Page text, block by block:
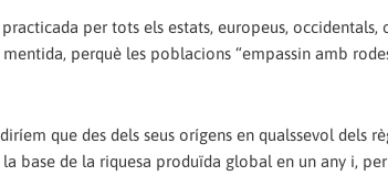
per tots els estats, europeus, occidentals,
perquè les poblacions “empassin amb
que des dels seus orígens en qualssevol dels
base de la riquesa produïda global en un any i,